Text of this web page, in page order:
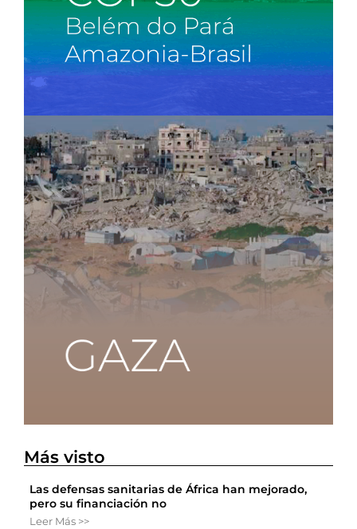
Más visto
Las defensas sanitarias de África han mejorado,
pero su financiación no
Leer Más >>